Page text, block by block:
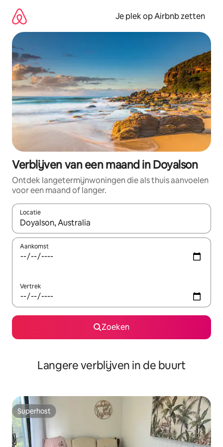
direct
naar
inhoud
Je plek op Airbnb zetten
Verblijven van een maand in Doyalson
Ontdek langetermijnwoningen die als thuis aanvoelen
voor een maand of langer.
Locatie
Wanneer er resultaten beschikbaar zijn, maak je een keuze
Aankomst
Vertrek
Zoeken
Langere verblijven in de buurt
Superhost
Superhost